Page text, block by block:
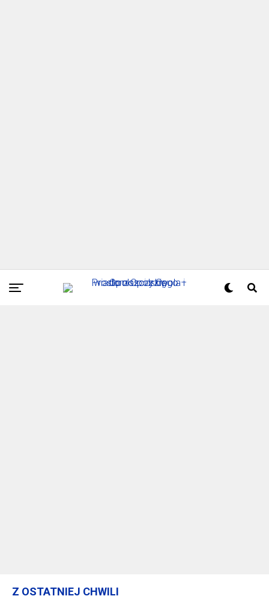
Z OSTATNIEJ CHWILI